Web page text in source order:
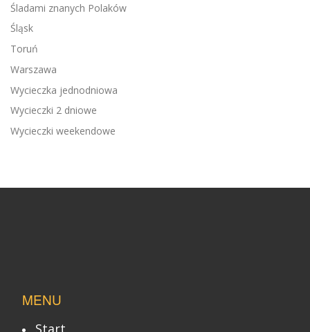
Śladami znanych Polaków
Śląsk
Toruń
Warszawa
Wycieczka jednodniowa
Wycieczki 2 dniowe
Wycieczki weekendowe
MENU
Start